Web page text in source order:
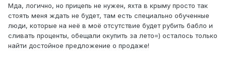
Мда, логично, но прицепь не нужен, яхта в крыму просто так
стоять меня ждать не будет, там есть специально обученные
люди, которые на неё в моё отсутствие будет рубить бабло и
сливать проценты, обещали окупить за лето=) осталось только
найти достойное предложение о продаже!